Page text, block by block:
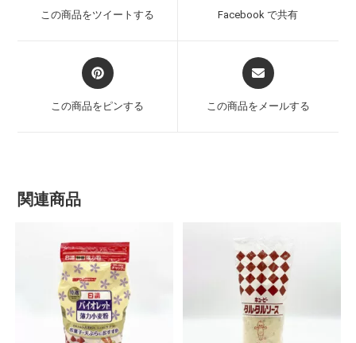
この商品をツイートする Facebook で共有
この商品をピンする この商品をメールする
関連商品